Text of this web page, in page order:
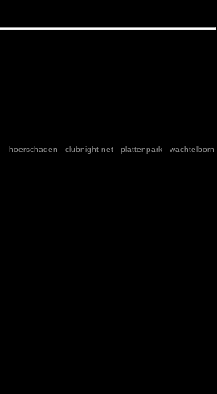
hoerschaden - clubnight-net - plattenpark - wachtelborn